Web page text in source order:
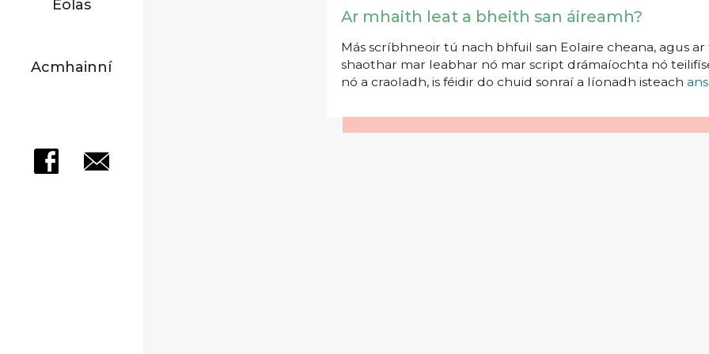
Eolas
Acmhainní
Ar mhaith leat a bheith san áireamh?
Más scríbhneoir tú nach bhfuil san Eolaire cheana, agus
shaothar mar leabhar nó mar script drámaíochta nó
nó a craoladh, is féidir do chuid sonraí a líonadh isteach